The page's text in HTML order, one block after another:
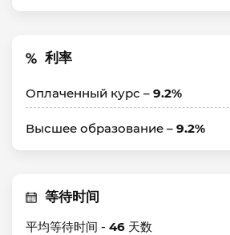
利率
Оплаченный курс – 9.2%
Высшее образование – 9.2%
等待时间
平均等待时间 - 46 天数